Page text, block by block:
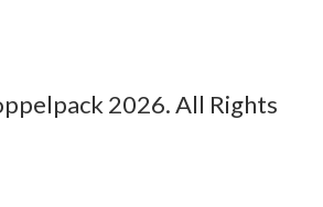
2026. All Rights